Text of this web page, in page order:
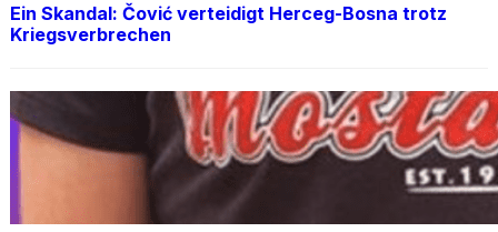
Ein Skandal: Čović verteidigt Herceg-Bosna trotz
Kriegsverbrechen